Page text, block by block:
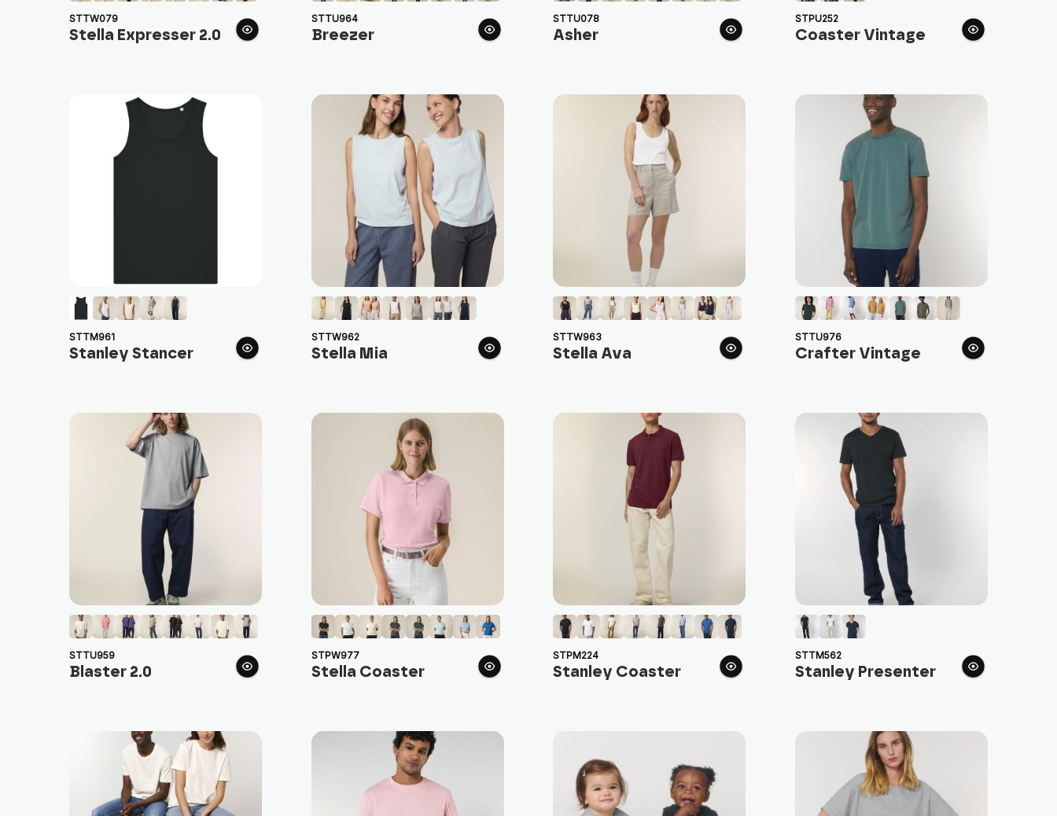
STTW079
Stella Expresser 2.0
STTU964
Breezer
STTU078
Asher
STPU252
Coaster Vintage
STTM961
Stanley Stancer
STTW962
Stella Mia
STTW963
Stella Ava
STTU976
Crafter Vintage
STTU959
Blaster 2.0
STPW977
Stella Coaster
STPM224
Stanley Coaster
STTM562
Stanley Presenter